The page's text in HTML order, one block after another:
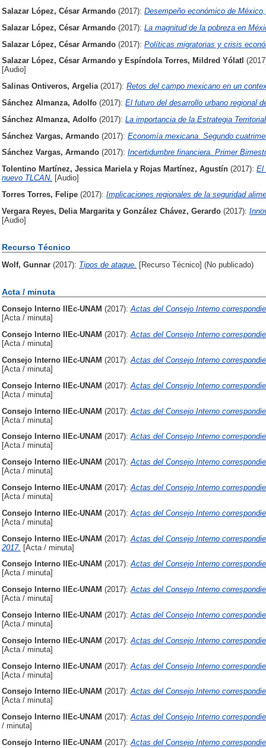
Salazar López, César Armando (2017): Desempeño económico de
Salazar López, César Armando (2017): La magnitud de la pobreza en
Salazar López, César Armando (2017): Políticas migratorias y crisis
Salazar López, César Armando y Espíndola Torres, Mildred Yólatl
[Audio]
Salinas Ontiveros, Argelia (2017): Retos del campo mexicano en un
Sánchez Almanza, Adolfo (2017): El futuro del desarrollo urbano regional
Sánchez Almanza, Adolfo (2017): La importancia de la Estrategia
Sánchez Vargas, Armando (2017): Economía mexicana. Segundo
Sánchez Vargas, Armando (2017): Incertidumbre financiera. Primer
Tolentino Martínez, Jessica Marielay Rojas Martínez, Agustín (2017): El
nuevo TLCAN. [Audio]
Torres Torres, Felipe (2017): Implicaciones regionales de la seguridad
Vergara Reyes, Delia Margarita y González Chávez, Gerardo (2017):
[Audio]
Recurso Técnico
Wolf, Gunnar (2017): Tipos de ataque. [Recurso Técnico] (No publicado)
Acta / minuta
Consejo Interno IIEc-UNAM (2017):Actas del Consejo Interno
[Acta / minuta]
Consejo Interno IIEc-UNAM (2017):Actas del Consejo Interno
[Acta / minuta]
Consejo Interno IIEc-UNAM (2017):Actas del Consejo Interno
[Acta / minuta]
Consejo Interno IIEc-UNAM (2017): Actas del Consejo Interno
[Acta / minuta]
Consejo Interno IIEc-UNAM (2017): Actas del Consejo Interno
[Acta / minuta]
Consejo Interno IIEc-UNAM (2017):Actas del Consejo Interno
[Acta / minuta]
Consejo Interno IIEc-UNAM (2017):Actas del Consejo Interno
[Acta / minuta]
Consejo Interno IIEc-UNAM (2017):Actas del Consejo Interno
[Acta / minuta]
Consejo Interno IIEc-UNAM (2017): Actas del Consejo Interno
[Acta / minuta]
Consejo Interno IIEc-UNAM (2017): Actas del Consejo Interno
2017. [Acta / minuta]
Consejo Interno IIEc-UNAM (2017):Actas del Consejo Interno
[Acta / minuta]
Consejo Interno IIEc-UNAM (2017):Actas del Consejo Interno
[Acta / minuta]
Consejo Interno IIEc-UNAM (2017):Actas del Consejo Interno
[Acta / minuta]
Consejo Interno IIEc-UNAM (2017): Actas del Consejo Interno
[Acta / minuta]
Consejo Interno IIEc-UNAM (2017): Actas del Consejo Interno
[Acta / minuta]
Consejo Interno IIEc-UNAM (2017):Actas del Consejo Interno
[Acta / minuta]
Consejo Interno IIEc-UNAM (2017):Actas del Consejo Interno
/ minuta]
Consejo Interno IIEc-UNAM (2017):Actas del Consejo Interno